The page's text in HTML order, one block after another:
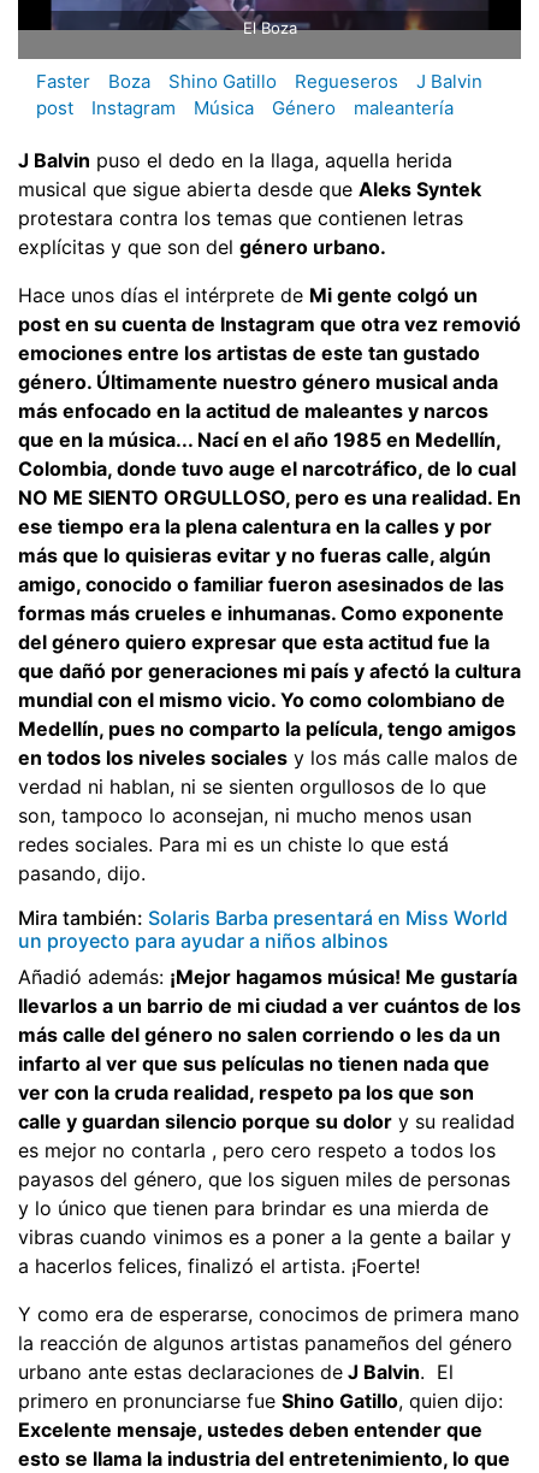
El Boza
Faster Boza Shino Gatillo Regueseros
J Balvin
post
Instagram Música Género maleantería
J Balvin puso el dedo en la llaga, aquella herida
musical que sigue abierta desde que Aleks Syntek
protestara contra los temas que contienen letras
explícitas y que son del género urbano.
Hace unos días el intérprete de Mi gente colgó un
post en su cuenta de Instagram que otra vez removió
emociones entre los artistas de este tan gustado
género. Últimamente nuestro género musical anda
más enfocado en la actitud de maleantes y narcos
que en la música... Nací en el año 1985 en Medellín,
Colombia, donde tuvo auge el narcotráfico, de lo cual
NO ME SIENTO ORGULLOSO, pero es una realidad. En
ese tiempo era la plena calentura en la calles y por
más que lo quisieras evitar y no fueras calle, algún
amigo, conocido o familiar fueron asesinados de las
formas más crueles e inhumanas. Como exponente
del género quiero expresar que esta actitud fue la
que dañó por generaciones mi país y afectó la cultura
mundial con el mismo vicio. Yo como colombiano de
Medellín, pues no comparto la película, tengo amigos
en todos los niveles sociales y los más calle malos de
verdad ni hablan, ni se sienten orgullosos de lo que
son, tampoco lo aconsejan, ni mucho menos usan
redes sociales. Para mi es un chiste lo que está
pasando, dijo.
Mira también: Solaris Barba presentará en Miss World
un proyecto para ayudar a niños albinos
Añadió además: ¡Mejor hagamos música! Me gustaría
llevarlos a un barrio de mi ciudad a ver cuántos de los
más calle del género no salen corriendo o les da un
infarto al ver que sus películas no tienen nada que
ver con la cruda realidad, respeto pa los que son
calle y guardan silencio porque su dolor y su realidad
es mejor no contarla , pero cero respeto a todos los
payasos del género, que los siguen miles de personas
y lo único que tienen para brindar es una mierda de
vibras cuando vinimos es a poner a la gente a bailar y
a hacerlos felices, finalizó el artista. ¡Foerte!
Y como era de esperarse, conocimos de primera mano
la reacción de algunos artistas panameños del género
urbano ante estas declaraciones de J Balvin. El
primero en pronunciarse fue Shino Gatillo, quien dijo:
Excelente mensaje, ustedes deben entender que
esto se llama la industria del entretenimiento, lo que